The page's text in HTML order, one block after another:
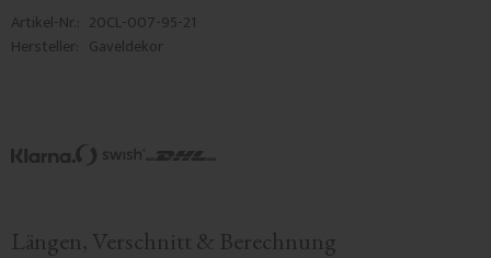
Artikel-Nr. 20CL-007-95-21
Hersteller Gaveldekor
Längen, Verschnitt & Berechnung